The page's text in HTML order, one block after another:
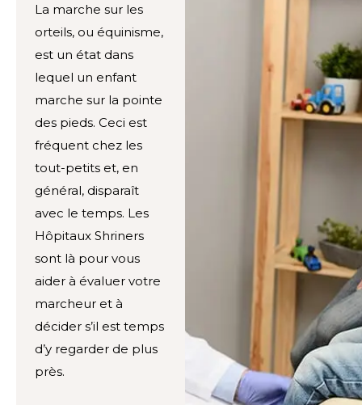
La marche sur les
orteils, ou équinisme,
est un état dans
lequel un enfant
marche sur la pointe
des pieds. Ceci est
fréquent chez les
tout-petits et, en
général, disparaît
avec le temps. Les
Hôpitaux Shriners
sont là pour vous
aider à évaluer votre
marcheur et à
décider s’il est temps
d’y regarder de plus
près.